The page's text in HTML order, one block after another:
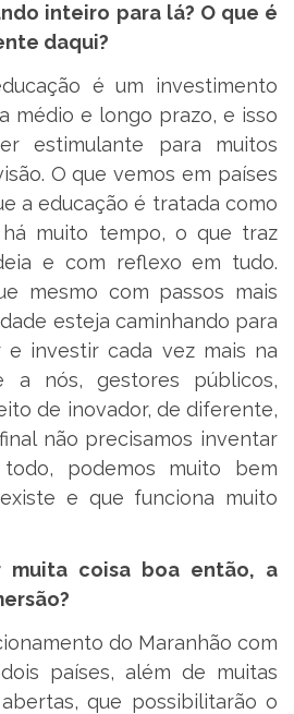
inteiro para lá? O que é
daqui?
é um investimento
médio e longo prazo, e isso
estimulante para muitos
O que vemos em países
a educação é tratada como
muito tempo, o que traz
e com reflexo em tudo.
mesmo com passos mais
esteja caminhando para
e investir cada vez mais na
a nós, gestores públicos,
de inovador, de diferente,
não precisamos inventar
podemos muito bem
e que funciona muito
muita coisa boa então, a
do Maranhão com
países, além de muitas
que possibilitarão o